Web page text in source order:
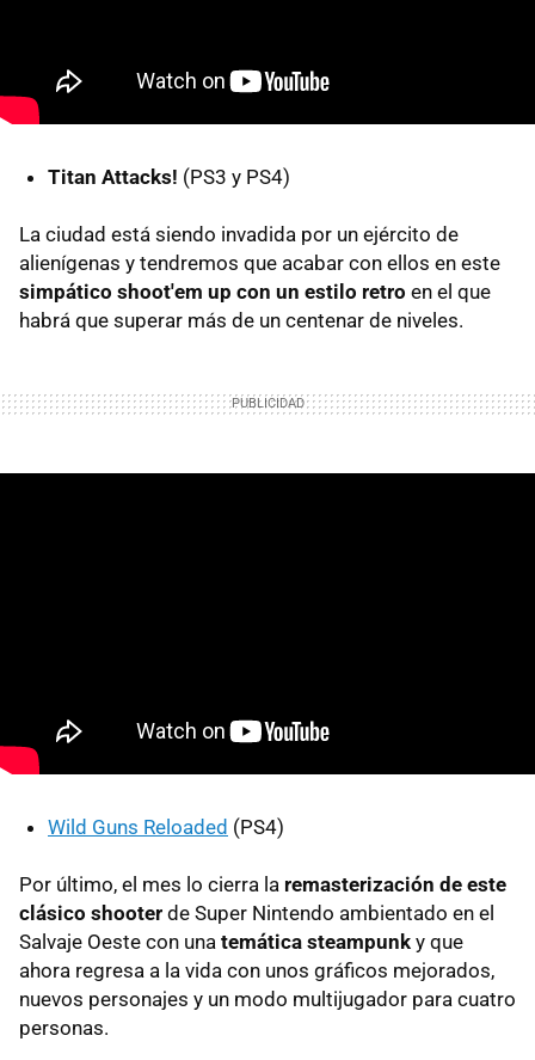
Titan Attacks! (PS3 y PS4)
La ciudad está siendo invadida por un ejército de
alienígenas y tendremos que acabar con ellos en este
simpático shoot'em up con un estilo retro en el que
habrá que superar más de un centenar de niveles.
Wild Guns Reloaded (PS4)
Por último, el mes lo cierra la remasterización de este
clásico shooter de Super Nintendo ambientado en el
Salvaje Oeste con una temática steampunk y que
ahora regresa a la vida con unos gráficos mejorados,
nuevos personajes y un modo multijugador para cuatro
personas.